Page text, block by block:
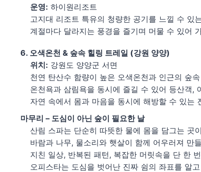
운영: 하이원리조트
고지대 리조트 특유의 청량한 공기를 느낄 수 있
계절마다 달라지는 풍경을 즐기며 머물 수 있어
6. 오색온천 & 숲속 힐링 트레일 (강원 양양)
위치: 강원도 양양군 서면
천연 탄산수 함량이 높은 오색온천과 인근의 숲
온천욕과 삼림욕을 동시에 즐길 수 있어 등산객,
자연 속에서 몸과 마음을 동시에 해방할 수 있는
마무리 – 도심이 아닌 숲이 필요한 날
산림 스파는 단순히 따뜻한 물에 몸을 담그는 곳
바람과 나무, 물소리와 햇살이 함께 어우러져 만
지친 일상, 반복된 패턴, 복잡한 머릿속을 단 한
오피스타는 도심을 벗어난 진짜 쉼의 좌표를 알